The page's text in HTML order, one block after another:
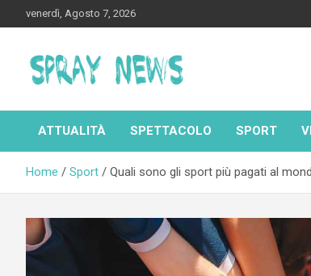
to
venerdì, Agosto 7, 2026
Spraynews.it
ATTUALITÀ SPETTACOLO SPORT
Home Sport Quali sono gli sport più pagati al